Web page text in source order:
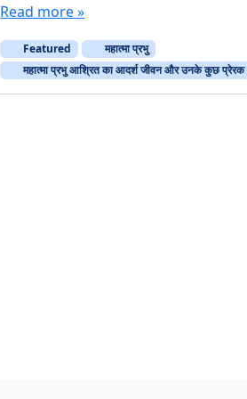
Read more »
Featured
महात्मा प्रभु
महात्मा प्रभु आश्रित का आदर्श जीवन और उनके कुछ प्रेरक